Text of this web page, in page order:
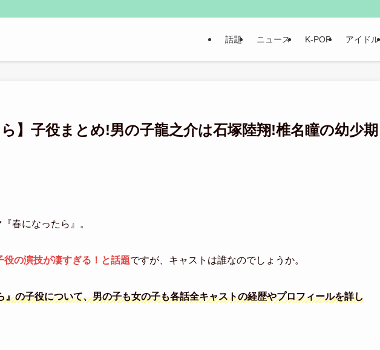
話題 ニュース K-POP アイドル
ら】子役まとめ!男の子龍之介は石塚陸翔!椎名瞳の幼少期
春になったら』。
役の演技が凄すぎる！と話題ですが、キャストは誰なのでしょうか。
』の子役について、男の子も女の子も各話全キャストの経歴やプロフィールを詳し